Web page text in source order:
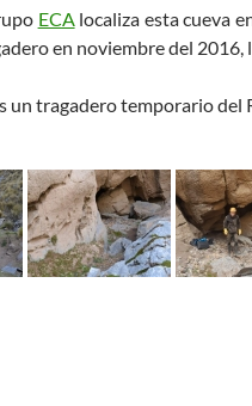
ECAlocaliza esta cueva
en noviembre del 2016,
un tragadero temporario del